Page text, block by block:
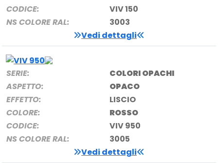
CODICE:
VIV 150
NS COLORE RAL:
3003
Vedi dettagli
SERIE:
COLORI OPACHI
ASPETTO:
OPACO
EFFETTO:
LISCIO
COLORE:
ROSSO
CODICE:
VIV 950
NS COLORE RAL:
3005
Vedi dettagli